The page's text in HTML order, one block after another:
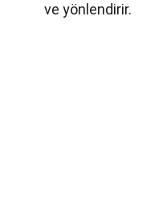
ve yönlendirir.